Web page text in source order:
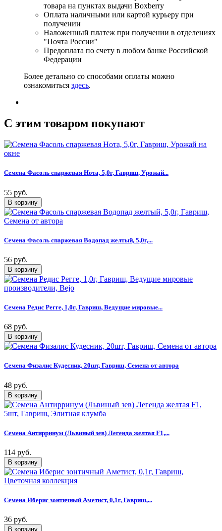
товара на пунктах выдачи Boxberry
Оплата наличными или картой курьеру при
получении
Наложенный платеж при получении в отделениях
"Почта России"
Предоплата по счету в любом банке Российской
Федерации
Более детально со способами оплаты можно
ознакомиться здесь.
C этим товаром покупают
Семена Фасоль спаржевая Нота, 5,0г, Гавриш, Урожай...
55 руб.
Семена Фасоль спаржевая Водопад желтый, 5,0г,...
56 руб.
Семена Редис Регге, 1,0г, Гавриш, Ведущие мировые...
68 руб.
Семена Физалис Кудесник, 20шт, Гавриш, Семена от автора
48 руб.
Семена Антирринум (Львиный зев) Легенда желтая F1,...
114 руб.
Семена Иберис зонтичный Аметист, 0,1г, Гавриш,...
36 руб.